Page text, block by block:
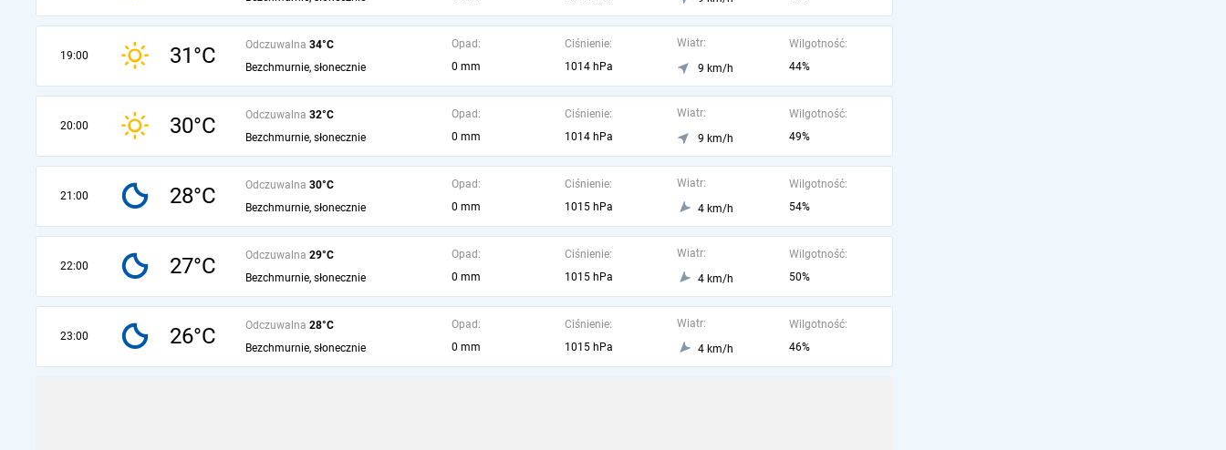
19:00 31°C Odczuwalna 34°C
Bezchmurnie, słonecznie
Opad:
0 mm
Ciśnienie:
1014 hPa
Wiatr:
9 km/h
Wilgotność:
44%
20:00 30°C Odczuwalna 32°C
Bezchmurnie, słonecznie
Opad:
0 mm
Ciśnienie:
1014 hPa
Wiatr:
9 km/h
Wilgotność:
49%
21:00 28°C Odczuwalna 30°C
Bezchmurnie, słonecznie
Opad:
0 mm
Ciśnienie:
1015 hPa
Wiatr:
4 km/h
Wilgotność:
54%
22:00 27°C Odczuwalna 29°C
Bezchmurnie, słonecznie
Opad:
0 mm
Ciśnienie:
1015 hPa
Wiatr:
4 km/h
Wilgotność:
50%
23:00 26°C Odczuwalna 28°C
Bezchmurnie, słonecznie
Opad:
0 mm
Ciśnienie:
1015 hPa
Wiatr:
4 km/h
Wilgotność:
46%